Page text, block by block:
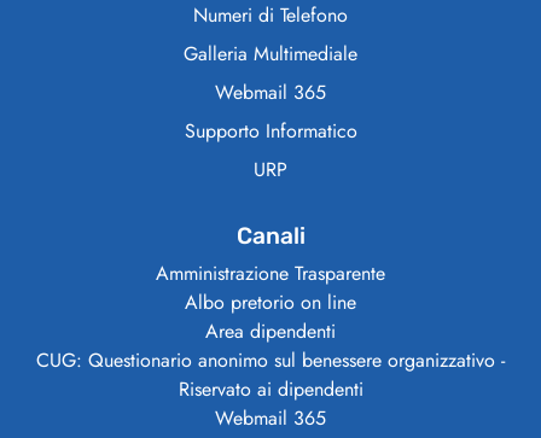
Numeri di Telefono
Galleria Multimediale
Webmail 365
Supporto Informatico
URP
Canali
Amministrazione Trasparente
Albo pretorio on line
Area dipendenti
CUG: Questionario anonimo sul benessere organizzativo -
Riservato ai dipendenti
Webmail 365